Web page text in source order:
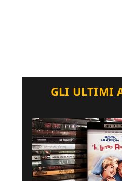
GLI ULTIMI